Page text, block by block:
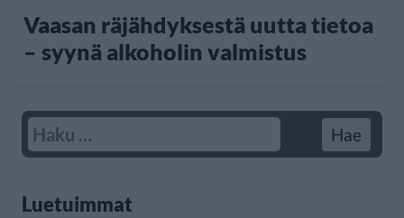
Vaasan räjähdyksestä uutta tietoa
– syynä alkoholin valmistus
Luetuimmat